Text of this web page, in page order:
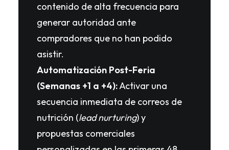
contenido de alta frecuencia para
generar autoridad ante
compradores que no han podido
asistir.
Automatización Post-Feria
(Semanas +1 a +4):Activar una
secuencia inmediata de correos de
nutrición (lead nurturing) y
propuestas comerciales